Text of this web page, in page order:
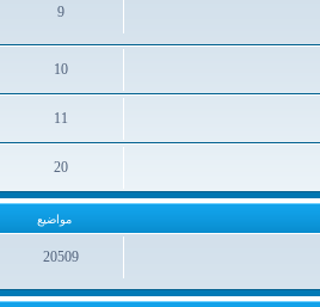
9
مواضيع
10
مواضيع
11
مواضيع
20
مواضيع
مواضيع
20509
مواضيع